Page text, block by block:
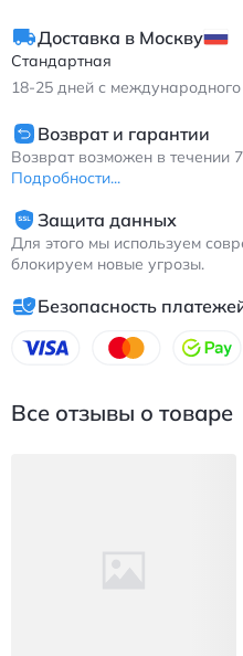
Доставка в Москву
Стандартная
18-25 дней с
Возврат и гарантии
Возврат возможен в течении
Подробности...
Защита данных
Для этого мы используем
блокируем новые угрозы.
Безопасность
Все отзывы о товаре